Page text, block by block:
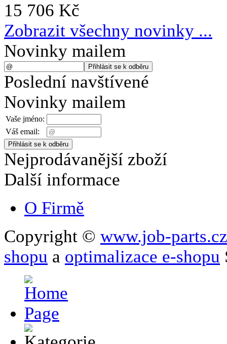
15 706 Kč
Zobrazit všechny novinky ...
Novinky mailem
Poslední navštívené
Novinky mailem
Vaše jméno:
Váš email:
Nejprodávanější zboží
Další informace
O Firmě
Copyright © www.job-parts.cz
shopu a optimalizace e-shopu